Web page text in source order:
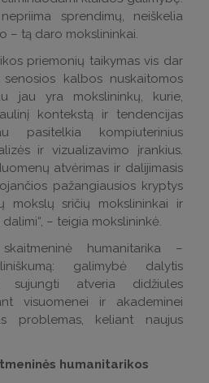
sprendimų, neiškelia
– tą daro mokslininkai.
priemonių taikymas vis dar
kalbos nuskaitomos
jau yra mokslininkų, kurie,
kontekstą ir tendencijas
pasitelkia kompiuterinius
ir vizualizavimo įrankius.
atvėrimas ir dalijimasis
pažangiausios kryptys
mokslų sričių mokslininkai ir
– teigia mokslininkė.
humanitarika –
galimybė dalytis
atveria didžiules
visuomenei ir akademinei
problemas, keliant naujus
humanitarikos